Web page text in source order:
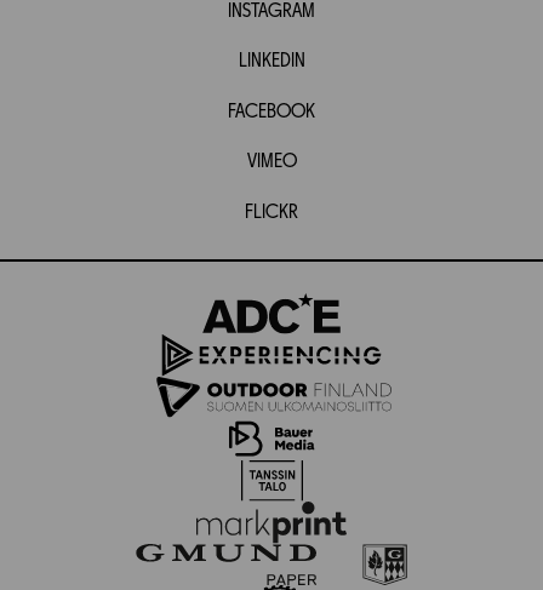
INSTAGRAM
LINKEDIN
FACEBOOK
VIMEO
FLICKR